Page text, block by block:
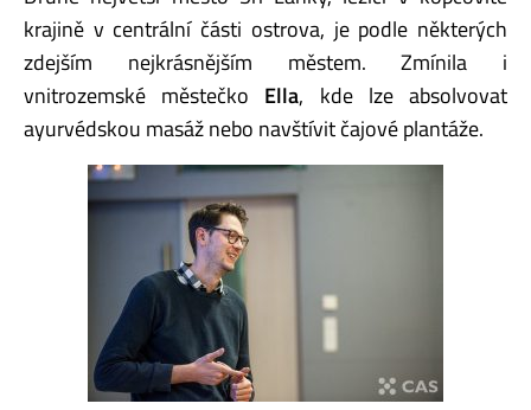
krajině v centrální části ostrova, je podle některých
zdejším nejkrásnějším městem. Zmínila i
vnitrozemské městečko Ella, kde lze absolvovat
ayurvédskou masáž nebo navštívit čajové plantáže.